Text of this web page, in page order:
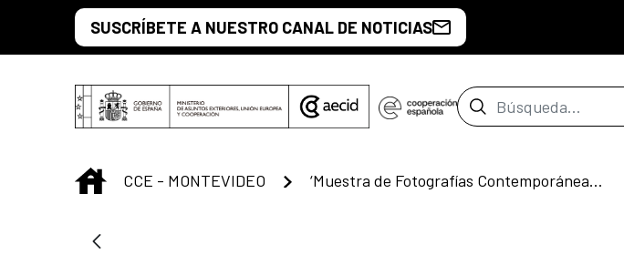
Saltar al contenido principal
SUSCRÍBETE A NUESTRO CANAL DE NOTICIAS
Barra de
INICIO
CCE - MONTEVIDEO ‘Muestra de Fotografías Contemporánea de Uruguay’ en Casa América